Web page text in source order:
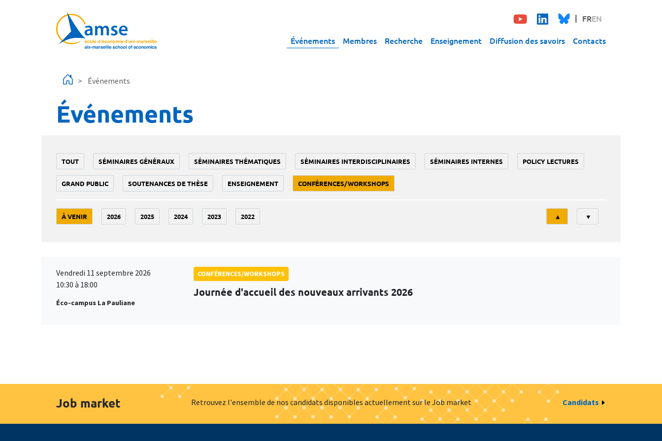
FREN
Événements Membres Recherche Enseignement Diffusion des savoirs Contacts
Événements
Événements
TOUT SÉMINAIRES GÉNÉRAUX SÉMINAIRES THÉMATIQUES SÉMINAIRES INTERDISCIPLINAIRES SÉMINAIRES INTERNES POLICY LECTURES
GRAND PUBLIC SOUTENANCES DE THÈSE ENSEIGNEMENT CONFÉRENCES/WORKSHOPS
À VENIR 2026 2025 2024 2023 2022
Tri
▲ ▼
Vendredi 11 septembre 2026
10:30 à 18:00
Éco-campus La Pauliane
CONFÉRENCES/WORKSHOPS
Journée d'accueil des nouveaux arrivants 2026
Job market Retrouvez l'ensemble de nos candidats disponibles actuellement sur le Job market Candidats